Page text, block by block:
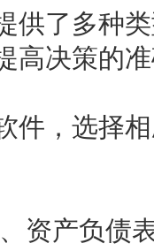
供了多种
高决策的
件，选择
资产负债